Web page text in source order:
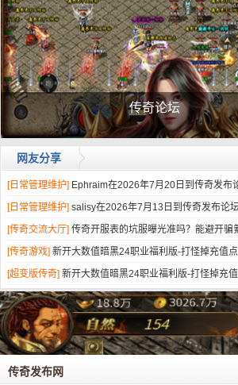
全网独创大小世界，可以单机，可以
网友分享
[日常管理维护] Ephraim在2026年7月20日到传奇发布
[日常管理维护] salisy在2026年7月13日到传奇发布论
[传奇交流大厅] 传奇开服表的坑服曝光准吗？能避开骗
[传奇游戏] 新开大数值暗黑24职业福利版-打怪掉充值
[超变版传奇] 新开大数值暗黑24职业福利版-打怪掉充
传奇发布网